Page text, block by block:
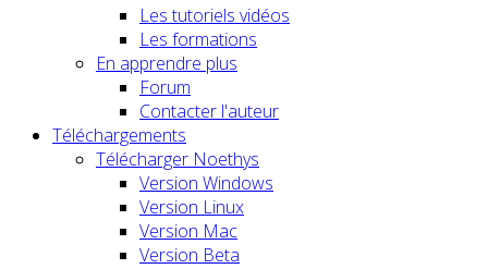
Les tutoriels vidéos
Les formations
En apprendre plus
Forum
Contacter l'auteur
Téléchargements
Télécharger Noethys
Version Windows
Version Linux
Version Mac
Version Beta